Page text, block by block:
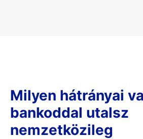
Milyen hátrányai
bankoddal utalsz
nemzetközileg